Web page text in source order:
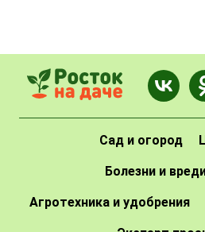
Сад и огород
Болезни и
Агротехника и удобрения